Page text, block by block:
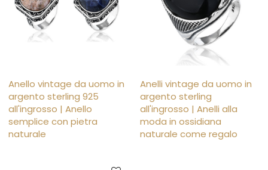
Anello vintage da uomo in
argento sterling 925
all'ingrosso | Anello
semplice con pietra
naturale
Anelli vintage da uomo in
argento sterling
all'ingrosso | Anelli alla
moda in ossidiana
naturale come regalo